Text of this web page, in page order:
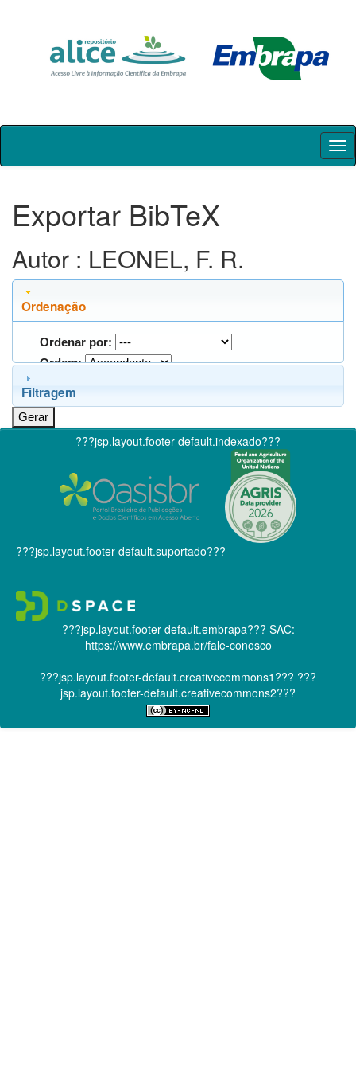
Skip
Exportar BibTeX
Autor : LEONEL, F. R.
Ordenação
Ordenar por:
Ordem:
Filtragem
???jsp.layout.footer-default.indexado???
???jsp.layout.footer-default.suportado???
???jsp.layout.footer-default.embrapa??? SAC:
https://www.embrapa.br/fale-conosco
???jsp.layout.footer-default.creativecommons1??? ???
jsp.layout.footer-default.creativecommons2???